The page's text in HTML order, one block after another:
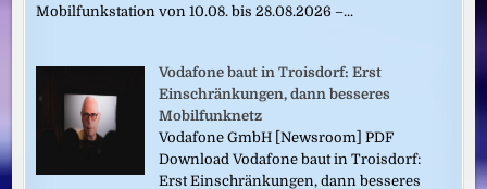
Mobilfunkstation von 10.08. bis 28.08.2026 –...
Vodafone baut in Troisdorf: Erst
Einschränkungen, dann besseres
Mobilfunknetz
Vodafone GmbH [Newsroom] PDF
Download Vodafone baut in Troisdorf:
Erst Einschränkungen, dann besseres